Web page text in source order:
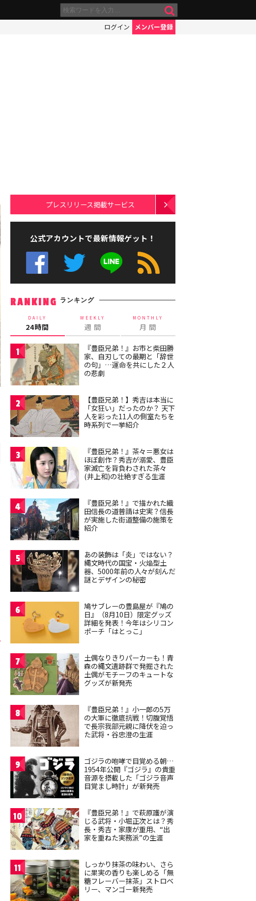
ログイン メンバー登録
プレスリリース掲載サービス
公式アカウントで最新情報ゲット！
RANKING ランキング
DAILY
24時間
WEEKLY
週 間
MONTHLY
月 間
1
『豊臣兄弟！』お市と柴田勝
家、自刃しての最期と「辞世
の句」…運命を共にした２人
の悲劇
2
【豊臣兄弟！】秀吉は本当に
「女狂い」だったのか？ 天下
人を彩った11人の側室たちを
時系列で一挙紹介
3
『豊臣兄弟！』茶々＝悪女は
ほぼ創作？秀吉が溺愛、豊臣
家滅亡を背負わされた茶々
(井上和)の壮絶すぎる生涯
4
『豊臣兄弟！』で描かれた織
田信長の道普請は史実？信長
が実施した街道整備の施策を
紹介
5
あの装飾は「炎」ではない？
縄文時代の国宝・火焔型土
器、5000年前の人々が刻んだ
謎とデザインの秘密
6
鳩サブレーの豊島屋が『鳩の
日』（8月10日）限定グッズ
詳細を発表！今年はシリコン
ポーチ「はとっこ」
7
土偶なりきりパーカーも！青
森の縄文遺跡群で発掘された
土偶がモチーフのキュートな
グッズが新発売
8
『豊臣兄弟！』小一郎の5万
の大軍に徹底抗戦！切腹覚悟
で長宗我部元親に降伏を迫っ
た武将・谷忠澄の生涯
9
ゴジラの咆哮で目覚める朝…
1954年公開『ゴジラ』の貴重
音源を搭載した「ゴジラ音声
目覚まし時計」が新発売
10
『豊臣兄弟！』で萩原護が演
じる武将・小堀正次とは？秀
長・秀吉・家康が重用、“出
家を重ねた実務派”の生涯
11
しっかり抹茶の味わい、さら
に果実の香りも楽しめる「無
糖フレーバー抹茶」ストロベ
リー、マンゴー新発売